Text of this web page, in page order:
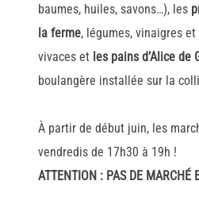
baumes, huiles, savons…), les
la ferme, légumes, vinaigres
vivaces etles pains d’Alice de
boulangère installée sur la
À partir de début juin, les
vendredis de 17h30 à 19h !
ATTENTION : PAS DE MARCHÉ